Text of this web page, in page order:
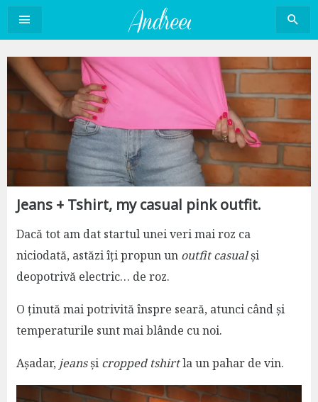
Sari
conținut
Jeans + Tshirt, my casual pink outfit.
Dacă tot am dat startul unei veri mai roz ca
niciodată, astăzi îți propun un outfit casualși
deopotrivă electric… de roz.
O ținută mai potrivită înspre seară, atunci când și
temperaturile sunt mai blânde cu noi.
Așadar, jeansși cropped tshirtla un pahar de vin.